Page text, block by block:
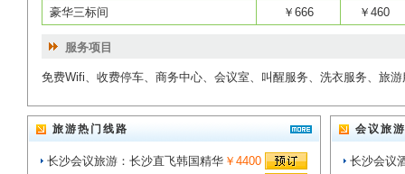
豪华三标间
￥666 ￥460
服务项目
免费Wifi、收费停车、商务中心、会议室、叫醒服务、洗衣服务、旅
旅游热门线路
长沙会议旅游：长沙直飞韩国精华 ￥4400
会议旅
长沙会议